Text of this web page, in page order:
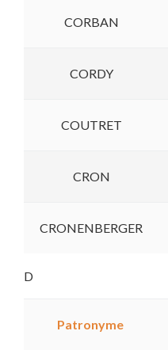
CORBAN
CORDY
COUTRET
CRON
CRONENBERGER
D
Patronyme